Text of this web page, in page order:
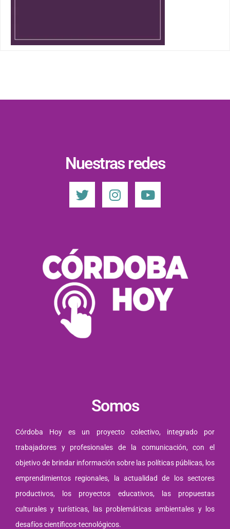
Nuestras redes
Somos
Córdoba Hoy es un proyecto colectivo, integrado por
trabajadores y profesionales de la comunicación, con el
objetivo de brindar información sobre las políticas públicas, los
emprendimientos regionales, la actualidad de los sectores
productivos, los proyectos educativos, las propuestas
culturales y turísticas, las problemáticas ambientales y los
desafíos científicos-tecnológicos.